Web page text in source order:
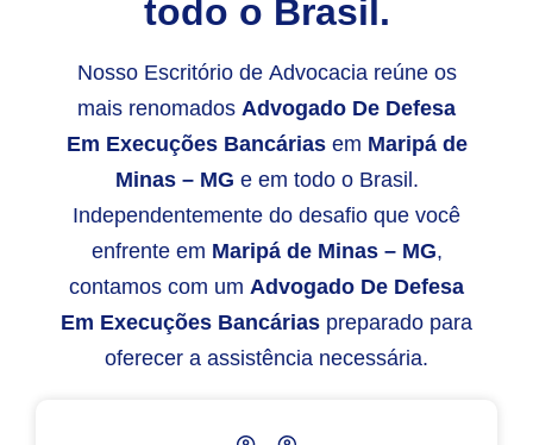
todo o Brasil.
Nosso Escritório de Advocacia reúne os
mais renomados Advogado De Defesa
Em Execuções Bancáriasem Maripá de
Minas – MG e em todo o Brasil.
Independentemente do desafio que você
enfrente em Maripá de Minas – MG,
contamos com um Advogado De Defesa
Em Execuções Bancárias preparado para
oferecer a assistência necessária.